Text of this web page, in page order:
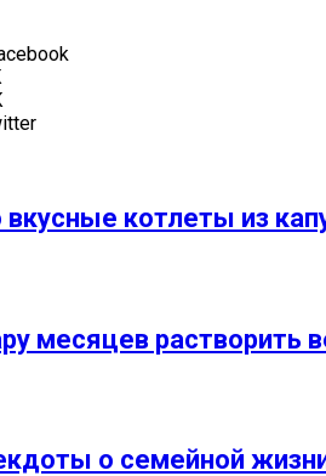
вкусные котлеты из
месяцев растворить
о семейной